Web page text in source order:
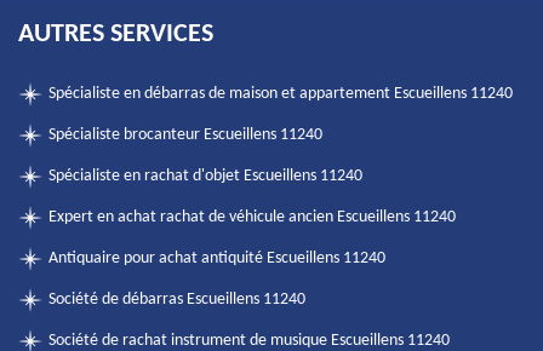
AUTRES SERVICES
Spécialiste en débarras de maison et appartement Escueillens 11240
Spécialiste brocanteur Escueillens 11240
Spécialiste en rachat d'objet Escueillens 11240
Expert en achat rachat de véhicule ancien Escueillens 11240
Antiquaire pour achat antiquité Escueillens 11240
Société de débarras Escueillens 11240
Société de rachat instrument de musique Escueillens 11240